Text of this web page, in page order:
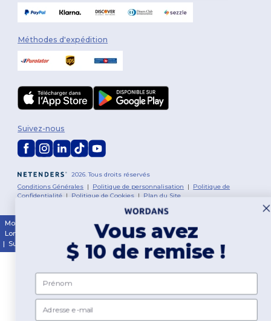
Méthodes d'expédition
2026. Tous droits réservés
Conditions Générales | Politique de personnalisation | Politique de
Confidentialité | Politique de Cookies | Plan du Site
Suivez-nous
Montréal Québec Gatineau
London
Calgary |Edmonton |Vancouver|
| Surrey Mississauga |Markham
Vous avez
$ 10 de remise !
Prénom
Email